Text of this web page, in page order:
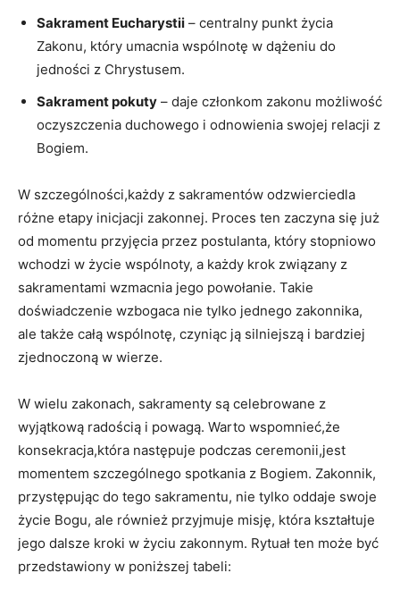
Sakrament Eucharystii ‌– centralny‍ punkt życia
Zakonu, który umacnia wspólnotę w dążeniu do
jedności z Chrystusem.
Sakrament pokuty –⁣ daje członkom zakonu możliwość
oczyszczenia duchowego i odnowienia⁢ swojej relacji z
Bogiem.
W szczególności,każdy‍ z sakramentów odzwierciedla
różne etapy inicjacji zakonnej. Proces ten zaczyna się już
od⁢ momentu przyjęcia przez postulanta, który stopniowo
wchodzi w życie wspólnoty, a każdy ‍krok związany z
sakramentami⁢ wzmacnia jego powołanie. Takie
doświadczenie wzbogaca nie tylko jednego zakonnika,
ale także całą wspólnotę, czyniąc ją silniejszą i bardziej
‌zjednoczoną w wierze.
W wielu zakonach, sakramenty⁣ są celebrowane z
wyjątkową radością i⁣ powagą. Warto wspomnieć,że
konsekracja,która ⁣następuje⁢ podczas ⁤ceremonii,jest
⁢momentem‌ szczególnego spotkania z Bogiem. Zakonnik,
przystępując do tego sakramentu, nie tylko oddaje swoje
życie Bogu, ale również przyjmuje misję, która⁣ kształtuje
jego ‍dalsze kroki w życiu ‍zakonnym. Rytuał ten może być
przedstawiony w poniższej tabeli: